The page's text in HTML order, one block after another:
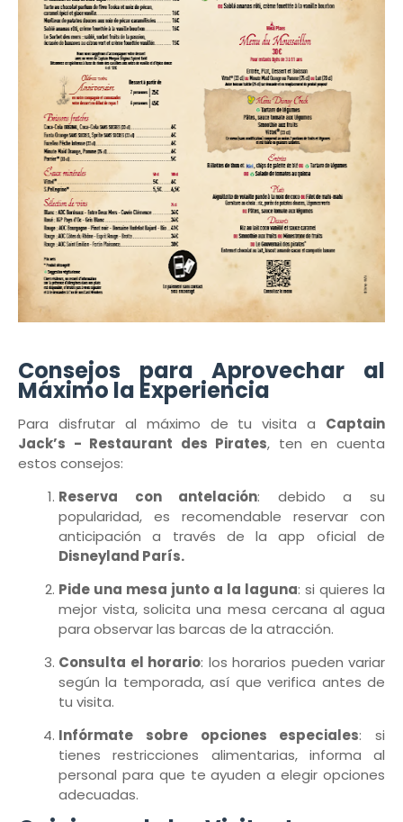
Consejos para Aprovechar al
Máximo la Experiencia
Para disfrutar al máximo de tu visita a Captain
Jack’s - Restaurant des Pirates, ten en cuenta
estos consejos:
Reserva con antelación: debido a su
popularidad, es recomendable reservar con
anticipación a través de la app oficial de
Disneyland París.
Pide una mesa junto a la laguna: si quieres la
mejor vista, solicita una mesa cercana al agua
para observar las barcas de la atracción.
Consulta el horario: los horarios pueden variar
según la temporada, así que verifica antes de
tu visita.
Infórmate sobre opciones especiales: si
tienes restricciones alimentarias, informa al
personal para que te ayuden a elegir opciones
adecuadas.